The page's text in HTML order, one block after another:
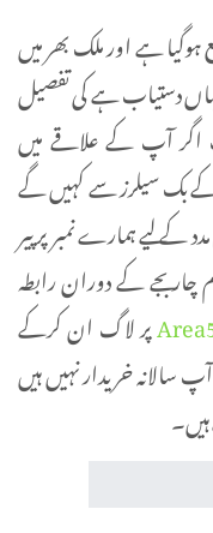
کا شمارہ شائع ہوگیا ہے اور ملک بھر میں
دستیاب ہے کی تفصیل
اگر آپ کے علاقے میں
کے بک سیلرز سے کہیں گے
کے لیے ہمارے نمبر پر پیر
بجے کے دوران رابطہ
پر لاگ ان کرکے
سالانہ خریدار نہیں ہیں